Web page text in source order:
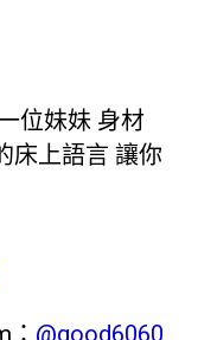
位妹妹 身材
床上語言 讓你
@good6060